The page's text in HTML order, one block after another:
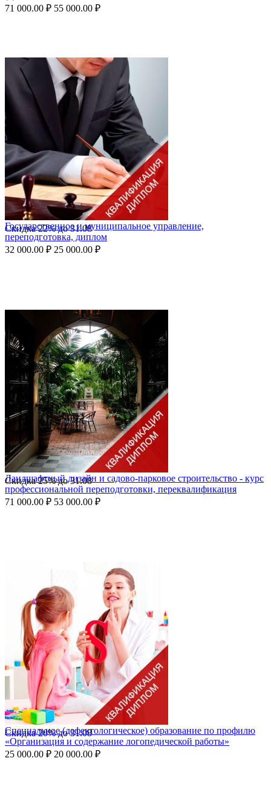
71 000.00 ₽ 55 000.00 ₽
Скидка22%до31.08
Государственное и муниципальное управление,
переподготовка, диплом
32 000.00 ₽ 25 000.00 ₽
Скидка25%до31.08
Ландшафтный дизайн и садово-парковое строительство - курс
профессиональной переподготовки, переквалификация
71 000.00 ₽ 53 000.00 ₽
Скидка20%до31.08
Специальное (дефектологическое) образование по профилю
«Организация и содержание логопедической работы»
25 000.00 ₽ 20 000.00 ₽